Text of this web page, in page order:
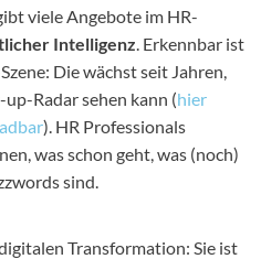
viele Angebote im HR-
Intelligenz. Erkennbar ist
Die wächst seit Jahren,
Radar sehen kann (hier
). HR Professionals
was schon geht, was (noch)
sind.
Transformation: Sie ist